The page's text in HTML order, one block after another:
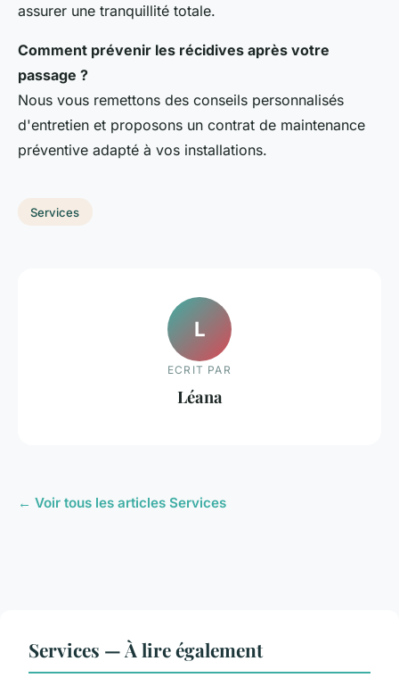
assurer une tranquillité totale.
Comment prévenir les récidives après votre
passage ?
Nous vous remettons des conseils personnalisés
d'entretien et proposons un contrat de maintenance
préventive adapté à vos installations.
Services
L
ECRIT PAR
Léana
← Voir tous les articles Services
Services — À lire également